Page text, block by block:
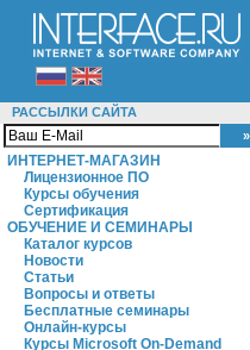
РАССЫЛКИ САЙТА
ИНТЕРНЕТ-МАГАЗИН
Лицензионное ПО
Курсы обучения
Сертификация
ОБУЧЕНИЕ И СЕМИНАРЫ
Каталог курсов
Новости
Статьи
Вопросы и ответы
Бесплатные семинары
Онлайн-курсы
Курсы Microsoft On-Demand